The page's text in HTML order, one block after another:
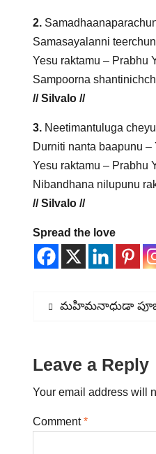
2.
Samasayalanni
Yesu raktamu – Prabhu
Sampoorna
// Silvalo //
3. Neetimantuluga
Durniti nanta baapunu –
Yesu raktamu – Prabhu
Nibandhana nilupunu
// Silvalo //
Spread the love
Post
Previous
మహిమనాధుడా
Leave a Reply
Your email address will
Comment*